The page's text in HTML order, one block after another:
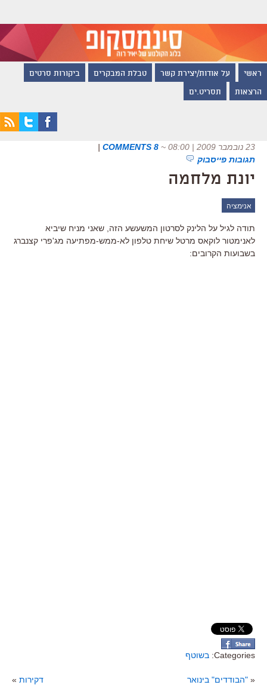
ראשי על אודות/יצירת קשר טבלת המבקרים ביקורות סרטים
הרצאות תסריט.ים
23 נובמבר 2009 | 08:00 ~
8 COMMENTS
|
תגובות פייסבוק
יונת מלחמה
אנימציה
תודה לגיל על הלינק לסרטון המשעשע הזה, שאני מניח שיביא
לאנימטור לוקאס מרטל שיחת טלפון לא-ממש-מפתיעה מג'פרי קצנברג
בשבועות הקרובים:
Categories: בשוטף
« "הבודדים" בינואר דקירות »